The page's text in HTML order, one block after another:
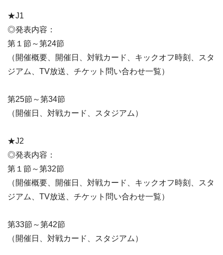
★J1
◎発表内容：
第１節～第24節
（開催概要、開催日、対戦カード、キックオフ時刻、スタ
ジアム、TV放送、チケット問い合わせ一覧）
第25節～第34節
（開催日、対戦カード、スタジアム）
★J2
◎発表内容：
第１節～第32節
（開催概要、開催日、対戦カード、キックオフ時刻、スタ
ジアム、TV放送、チケット問い合わせ一覧）
第33節～第42節
（開催日、対戦カード、スタジアム）